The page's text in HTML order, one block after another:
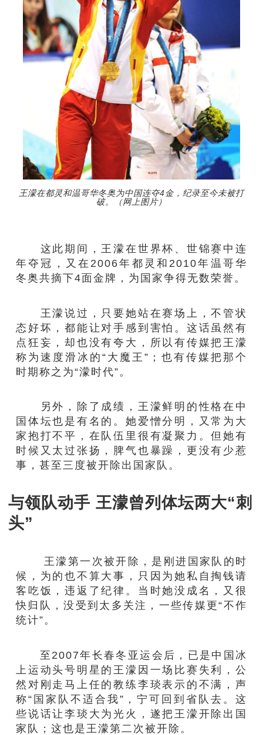
王濛在都灵和温哥华冬奥为中国连夺4金，纪录至今未被打
破。（网上图片）
这此期间，王濛在世界杯、世锦赛中连
年夺冠，又在2006年都灵和2010年温哥华
冬奥共摘下4面金牌，为国家争得无数荣誉。
王濛说过，只要她站在赛场上，不管状
态好坏，都能让对手感到害怕。这话虽然有
点狂妄，却也没有夸大，所以有传媒把王濛
称为速度滑冰的“大魔王”；也有传媒把那个
时期称之为“濛时代”。
另外，除了成绩，王濛鲜明的性格在中
国体坛也是有名的。她爱憎分明，又常为大
家抱打不平，在队伍里很有凝聚力。但她有
时候又太过张扬，脾气也暴躁，更没有少惹
事，甚至三度被开除出国家队。
与领队动手 王濛曾列体坛两大“刺
头”
王濛第一次被开除，是刚进国家队的时
候，为的也不算大事，只因为她私自掏钱请
客吃饭，违返了纪律。当时她没成名，又很
快归队，没受到太多关注，一些传媒更“不作
统计”。
至2007年长春冬亚运会后，已是中国冰
上运动头号明星的王濛因一场比赛失利，公
然对刚走马上任的教练李琰表示的不满，声
称“国家队不适合我”，宁可回到省队去。这
些说话让李琰大为光火，遂把王濛开除出国
家队；这也是王濛第二次被开除。